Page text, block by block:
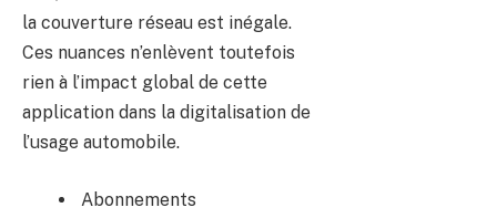
la couverture réseau est inégale.
Ces nuances n’enlèvent toutefois
rien à l’impact global de cette
application dans la digitalisation de
l’usage automobile.
Abonnements